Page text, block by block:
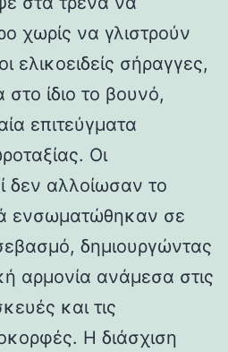
χωρίς να γλιστρούν
ελικοειδείς σήραγγες,
ίδιο το βουνό,
επιτεύγματα
Οι
δεν αλλοίωσαν το
ενσωματώθηκαν σε
δημιουργώντας
αρμονία ανάμεσα στις
και τις
Η διάσχιση